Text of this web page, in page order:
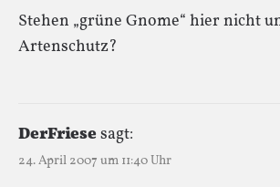
Stehen „grüne Gnome“ hier nicht
Artenschutz?
DerFriesesagt:
24. April 2007 um 11:40 Uhr